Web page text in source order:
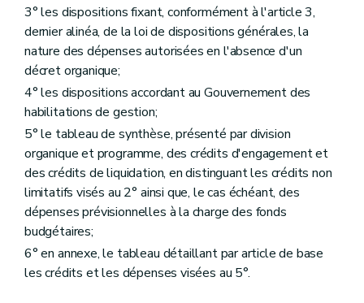
3° les dispositions fixant, conformément à l'article 3,
dernier alinéa, de la loi de dispositions générales, la
nature des dépenses autorisées en l'absence d'un
décret organique;
4° les dispositions accordant au Gouvernement des
habilitations de gestion;
5° le tableau de synthèse, présenté par division
organique et programme, des crédits d'engagement et
des crédits de liquidation, en distinguant les crédits non
limitatifs visés au 2° ainsi que, le cas échéant, des
dépenses prévisionnelles à la charge des fonds
budgétaires;
6° en annexe, le tableau détaillant par article de base
les crédits et les dépenses visées au 5°.